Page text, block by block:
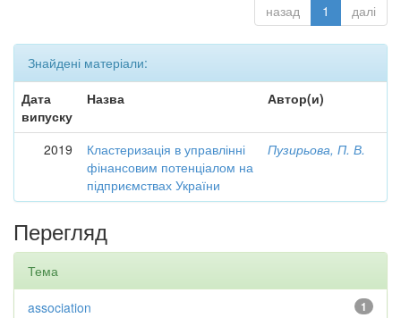
назад 1 далі
Знайдені матеріали:
Дата
випуску
Назва Автор(и)
2019
Кластеризація в управлінні
фінансовим потенціалом на
підприємствах України
Пузирьова, П. В.
Перегляд
Тема
1
association